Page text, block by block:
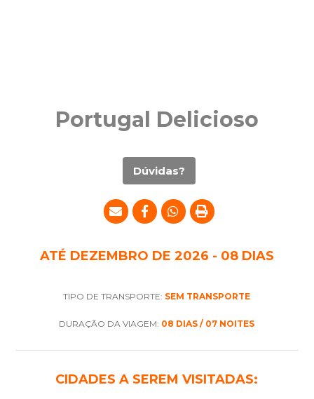
Portugal Delicioso
Dúvidas?
ATÉ DEZEMBRO DE 2026 - 08 DIAS
TIPO DE TRANSPORTE: SEM TRANSPORTE
DURAÇÃO DA VIAGEM: 08 DIAS / 07 NOITES
CIDADES A SEREM VISITADAS: